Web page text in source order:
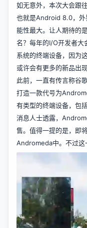
如无意外，本次大会跟
也就是Android 8.0，
能性最大。让人期待的
名？每年的I/O开发者
系统的终端设备，因为
或许会有更多的新品出现
此前，一直有传言称谷
打造一款代号为
有类型的终端设备，包
消息人士透露，
售。值得一提的是，即
Andromeda中。不过这